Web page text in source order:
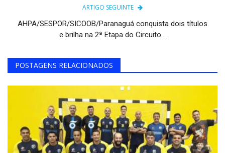
ARTIGO SEGUINTE
AHPA/SESPOR/SICOOB/Paranaguá conquista dois títulos
e brilha na 2ª Etapa do Circuito...
POSTAGENS RELACIONADOS